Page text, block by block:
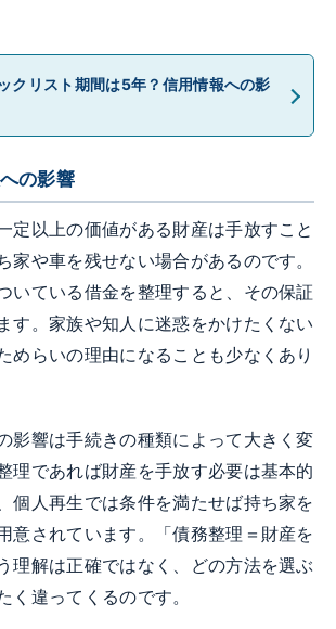
クリスト期間は5年？信用情報への影
の影響
定以上の価値がある財産は手放すこと
家や車を残せない場合があるのです。
いている借金を整理すると、その保証
す。家族や知人に迷惑をかけたくない
めらいの理由になることも少なくあり
影響は手続きの種類によって大きく変
理であれば財産を手放す必要は基本的
個人再生では条件を満たせば持ち家を
意されています。「債務整理＝財産を
理解は正確ではなく、どの方法を選ぶ
く違ってくるのです。